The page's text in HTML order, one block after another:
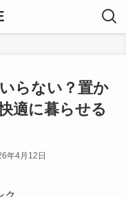
らない？置か
適に暮らせる
年4月12日